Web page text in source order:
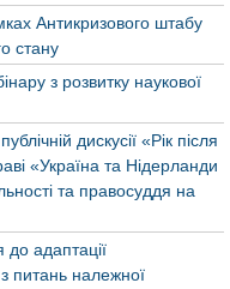
Антикризового штабу
стану
з розвитку наукової
дискусії «Рік після
«Україна та Нідерланди
та правосуддя на
до адаптації
питань належної